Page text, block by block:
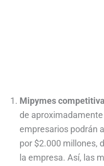
Mipymes
de
empresarios podrán
por $2.000 millones,
la empresa. Así, las